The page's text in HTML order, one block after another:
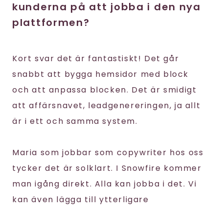
kunderna på att jobba i den nya
plattformen?
Kort svar det är fantastiskt! Det går
snabbt att bygga hemsidor med block
och att anpassa blocken. Det är smidigt
att affärsnavet, leadgenereringen, ja allt
är i ett och samma system.
Maria som jobbar som copywriter hos oss
tycker det är solklart. I Snowfire kommer
man igång direkt. Alla kan jobba i det. Vi
kan även lägga till ytterligare